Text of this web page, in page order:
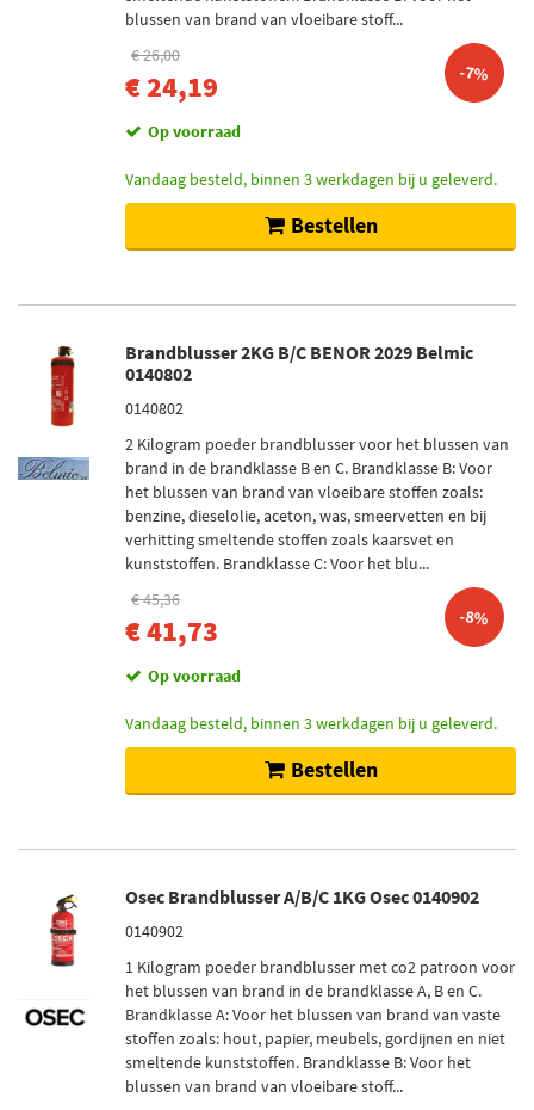
blussen van brand van vloeibare stoff...
€ 26,00
€ 24,19 -7%
Op voorraad
Vandaag besteld, binnen 3 werkdagen bij u geleverd.
Bestellen
Brandblusser 2KG B/C BENOR 2029 Belmic
0140802
0140802
2 Kilogram poeder brandblusser voor het blussen van
brand in de brandklasse B en C. Brandklasse B: Voor
het blussen van brand van vloeibare stoffen zoals:
benzine, dieselolie, aceton, was, smeervetten en bij
verhitting smeltende stoffen zoals kaarsvet en
kunststoffen. Brandklasse C: Voor het blu...
€ 45,36
€ 41,73 -8%
Op voorraad
Vandaag besteld, binnen 3 werkdagen bij u geleverd.
Bestellen
Osec Brandblusser A/B/C 1KG Osec 0140902
0140902
1 Kilogram poeder brandblusser met co2 patroon voor
het blussen van brand in de brandklasse A, B en C.
Brandklasse A: Voor het blussen van brand van vaste
stoffen zoals: hout, papier, meubels, gordijnen en niet
smeltende kunststoffen. Brandklasse B: Voor het
blussen van brand van vloeibare stoff...